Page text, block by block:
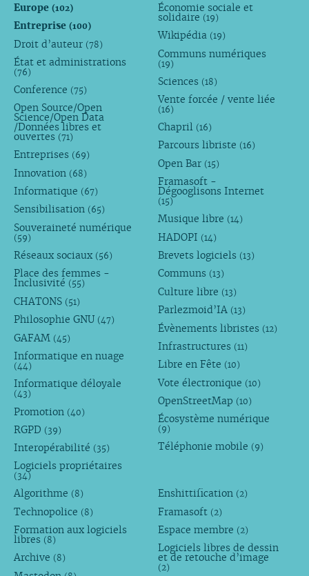
Europe (102)
Entreprise (100)
Droit d’auteur (78)
État et administrations
(76)
Conference (75)
Open Source/Open
Science/Open Data
/Données libres et
ouvertes (71)
Entreprises (69)
Innovation (68)
Informatique (67)
Sensibilisation (65)
Souveraineté numérique
(59)
Réseaux sociaux (56)
Place des femmes -
Inclusivité (55)
CHATONS (51)
Philosophie GNU (47)
GAFAM (45)
Informatique en nuage
(44)
Informatique déloyale
(43)
Promotion (40)
RGPD (39)
Interopérabilité (35)
Logiciels propriétaires
(34)
Économie sociale et
solidaire (19)
Wikipédia (19)
Communs numériques
(19)
Sciences (18)
Vente forcée / vente liée
(16)
Chapril (16)
Parcours libriste (16)
Open Bar (15)
Framasoft -
Dégooglisons Internet
(15)
Musique libre (14)
HADOPI (14)
Brevets logiciels (13)
Communs (13)
Culture libre (13)
Parlezmoid’IA (13)
Évènements libristes (12)
Infrastructures (11)
Libre en Fête (10)
Vote électronique (10)
OpenStreetMap (10)
Écosystème numérique
(9)
Téléphonie mobile (9)
Algorithme (8)
Technopolice (8)
Formation aux logiciels
libres (8)
Archive (8)
Enshittification (2)
Framasoft (2)
Espace membre (2)
Logiciels libres de dessin
et de retouche d’image
(2)